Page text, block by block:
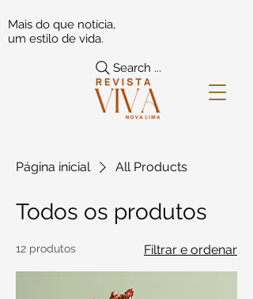
Search ...
Mais do que notícia,
um estilo de vida.
Página inicial All Products
Todos os produtos
12 produtos Filtrar e ordenar